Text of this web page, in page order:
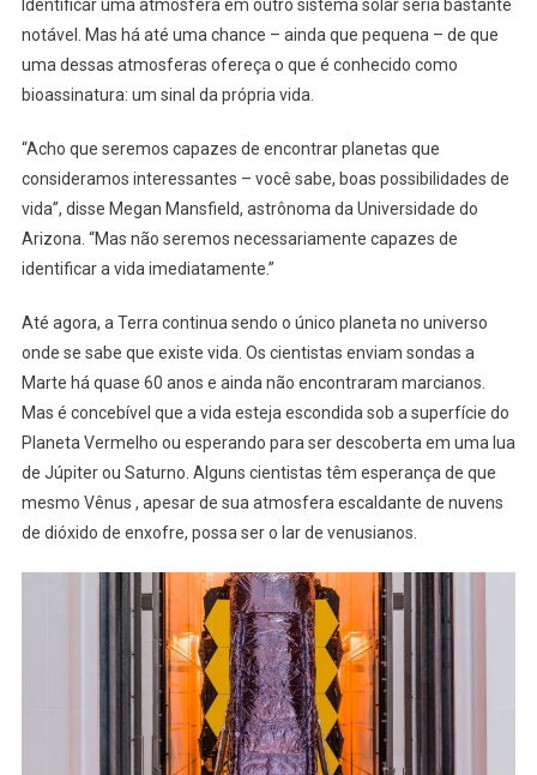
Identificar uma atmosfera em outro sistema solar seria bastante
notável. Mas há até uma chance – ainda que pequena – de que
uma dessas atmosferas ofereça o que é conhecido como
bioassinatura: um sinal da própria vida.
“Acho que seremos capazes de encontrar planetas que
consideramos interessantes – você sabe, boas possibilidades de
vida”, disse Megan Mansfield, astrônoma da Universidade do
Arizona. “Mas não seremos necessariamente capazes de
identificar a vida imediatamente.”
Até agora, a Terra continua sendo o único planeta no universo
onde se sabe que existe vida. Os cientistas enviam sondas a
Marte há quase 60 anos e ainda não encontraram marcianos.
Mas é concebível que a vida esteja escondida sob a superfície do
Planeta Vermelho ou esperando para ser descoberta em uma lua
de Júpiter ou Saturno. Alguns cientistas têm esperança de que
mesmo Vênus , apesar de sua atmosfera escaldante de nuvens
de dióxido de enxofre, possa ser o lar de venusianos.